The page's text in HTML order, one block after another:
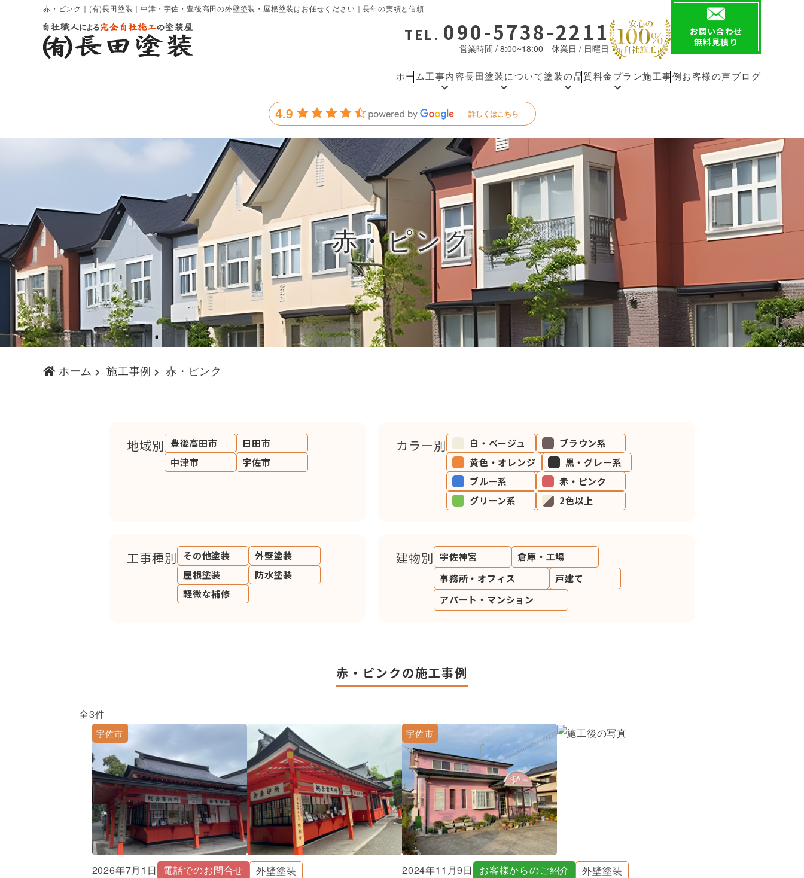
赤・ピンク｜(有)長田塗装｜中津・宇佐・豊後高田の外壁塗装・屋根塗装はお任せください｜長年の実績と信頼
TEL. 090-5738-2211
営業時間 / 8:00~18:00 休業日 / 日曜日
お問い合わせ
無料見積り
ホーム 工事内容長田塗装について塗装の品質料金プラン施工事例 お客様の声ブログ
4.9 詳しくはこちら
赤・ピンク
ホーム 施工事例 赤・ピンク
地域別 豊後高田市
日田市
中津市
宇佐市
カラー別 白・ベージュ
ブラウン系
黄色・オレンジ
黒・グレー系
ブルー系
赤・ピンク
グリーン系
2色以上
工事種別 その他塗装
外壁塗装
屋根塗装
防水塗装
軽微な補修
建物別 宇佐神宮
倉庫・工場
事務所・オフィス
戸建て
アパート・マンション
赤・ピンクの施工事例
全3件
宇佐市
2026年7月1日 電話でのお問合せ
外壁塗装
宇佐市
2024年11月9日 お客様からのご紹介
外壁塗装